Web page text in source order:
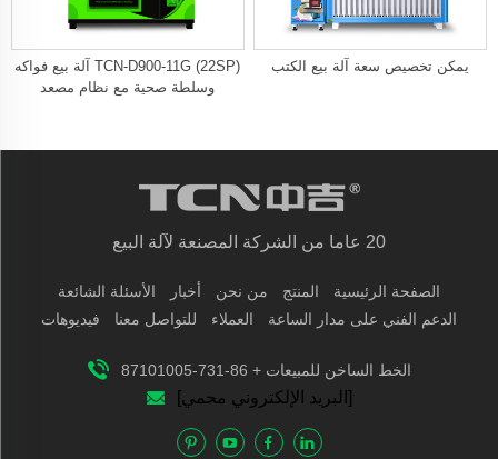
TCN-D900-11G (22SP) آلة بيع فواكه
وسلطة صحية مع نظام مصعد
يمكن تخصيص سعة آلة بيع الكتب
20 عاما من الشركة المصنعة لآلة البيع
الصفحة الرئيسية المنتج من نحن أخبار
الأسئلة الشائعة
الدعم الفني على مدار الساعة
العملاء للتواصل معنا فيديوهات
الخط الساخن للمبيعات + 86-731-87101005
[البريد الإلكتروني محمي]